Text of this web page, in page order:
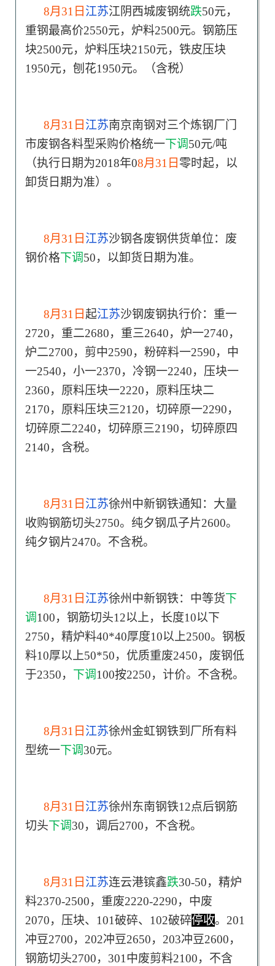
8月31日 江苏江阴西城废钢统跌50元，
重钢最高价2550元，炉料2500元。钢筋压
块2500元，炉料压块2150元，铁皮压块
1950元，刨花1950元。（含税）
8月31日 江苏南京南钢对三个炼钢厂门
市废钢各料型采购价格统一下调50元/吨
（执行日期为2018年08月31日 零时起，以
卸货日期为准）。
8月31日 江苏沙钢各废钢供货单位：废
钢价格下调50，以卸货日期为准。
8月31日 起江苏沙钢废钢执行价：重一
2720，重二2680，重三2640，炉一2740，
炉二2700，剪中2590，粉碎料一2590，中
一2540，小一2370，冷钢一2240，压块一
2360，原料压块一2220，原料压块二
2170，原料压块三2120，切碎原一2290，
切碎原二2240，切碎原三2190，切碎原四
2140，含税。
8月31日 江苏徐州中新钢铁通知：大量
收购钢筋切头2750。纯夕钢瓜子片2600。
纯夕钢片2470。不含税。
8月31日 江苏徐州中新钢铁：中等货下
调100，钢筋切头12以上，长度10以下
2750，精炉料40*40厚度10以上2500。钢板
料10厚以上50*50，优质重废2450，废钢低
于2350， 下调100按2250，计价。不含税。
8月31日 江苏徐州金虹钢铁到厂所有料
型统一下调30元。
8月31日 江苏徐州东南钢铁12点后钢筋
切头下调30，调后2700，不含税。
8月31日 江苏连云港镔鑫跌30-50，精炉
料2370-2500，重废2220-2290，中废
2070，压块、101破碎、102破碎停收。201
冲豆2700，202冲豆2650，203冲豆2600，
钢筋切头2700，301中废剪料2100，不含